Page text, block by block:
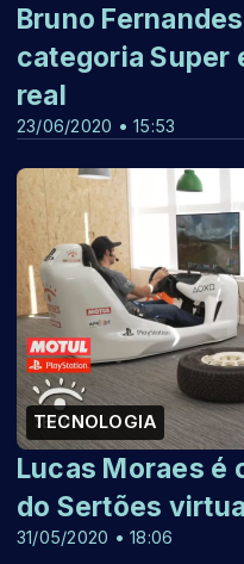
23/06/2020 • 15:53
Bruno
categoria Super
real
TECNOLOGIA
31/05/2020 • 18:06
Lucas Moraes é
do Sertões